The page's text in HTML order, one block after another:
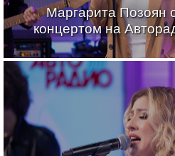
Маргарита Позоян
концертом на